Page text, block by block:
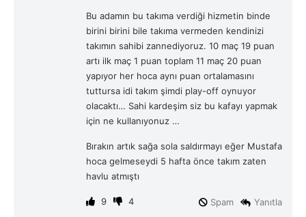
Bu adamın bu takıma verdiği hizmetin binde
birini birini bile takıma vermeden kendinizi
takımın sahibi zannediyoruz. 10 maç 19 puan
artı ilk maç 1 puan toplam 11 maç 20 puan
yapıyor her hoca aynı puan ortalamasını
tuttursa idi takım şimdi play-off oynuyor
olacaktı… Sahi kardeşim siz bu kafayı yapmak
için ne kullanıyonuz …
Bırakın artık sağa sola saldırmayı eğer Mustafa
hoca gelmeseydi 5 hafta önce takım zaten
havlu atmıştı
9 4 Yanıtla
Spam